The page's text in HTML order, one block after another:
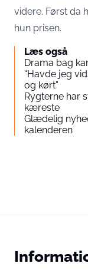
videre. Først da
hun prisen.
Læs også
Drama bag
“Havde jeg
og kørt”
Rygterne har
kæreste
Glædelig
kalenderen